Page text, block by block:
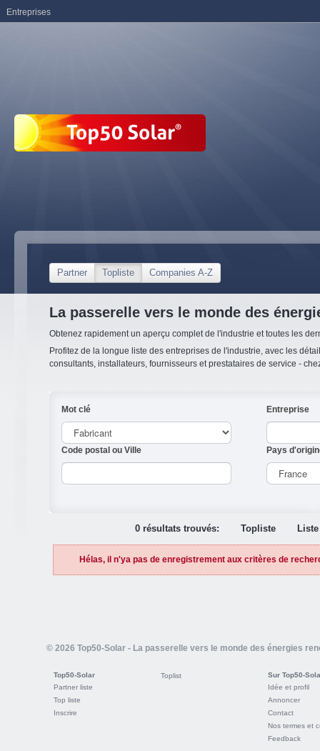
Partner Topliste Companies A-Z
La passerelle vers le monde des
Obtenez rapidement un aperçu complet de l'industrie et toutes les
Profitez de la longue liste des entreprises de l'industrie, avec les
consultants, installateurs, fournisseurs et prestataires de service -
Mot clé Entreprise
Code postal ou Ville Pays
0 résultats trouvés: Topliste
Hélas, il n'ya pas de enregistrement aux critères de
© 2026 Top50-Solar - La passerelle vers le monde des énergies
Top50-Solar
Partner liste
Top liste
Inscrire
Toplist
Sur Top50-
Idée et profil
Annoncer
Contact
Nos termes et
Feedback
Entreprises